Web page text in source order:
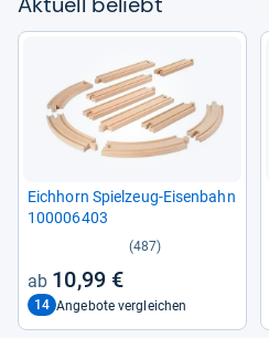
Eich­horn Spiel­zeug-​Eisen­bahn
100006403
(487)
10,99 €
14 Angebote vergleichen